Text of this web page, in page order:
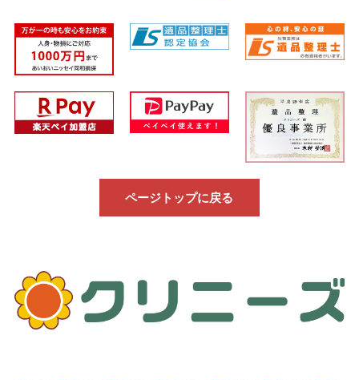
ページトップに戻る